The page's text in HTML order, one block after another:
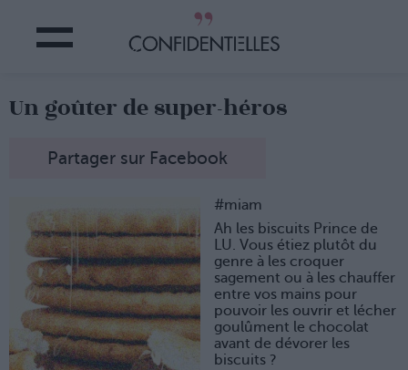
Un goûter de super-héros
Partager sur Facebook
#miam
Ah les biscuits Prince de
LU. Vous étiez plutôt du
genre à les croquer
sagement ou à les chauffer
entre vos mains pour
pouvoir les ouvrir et lécher
goulûment le chocolat
avant de dévorer les
biscuits ?